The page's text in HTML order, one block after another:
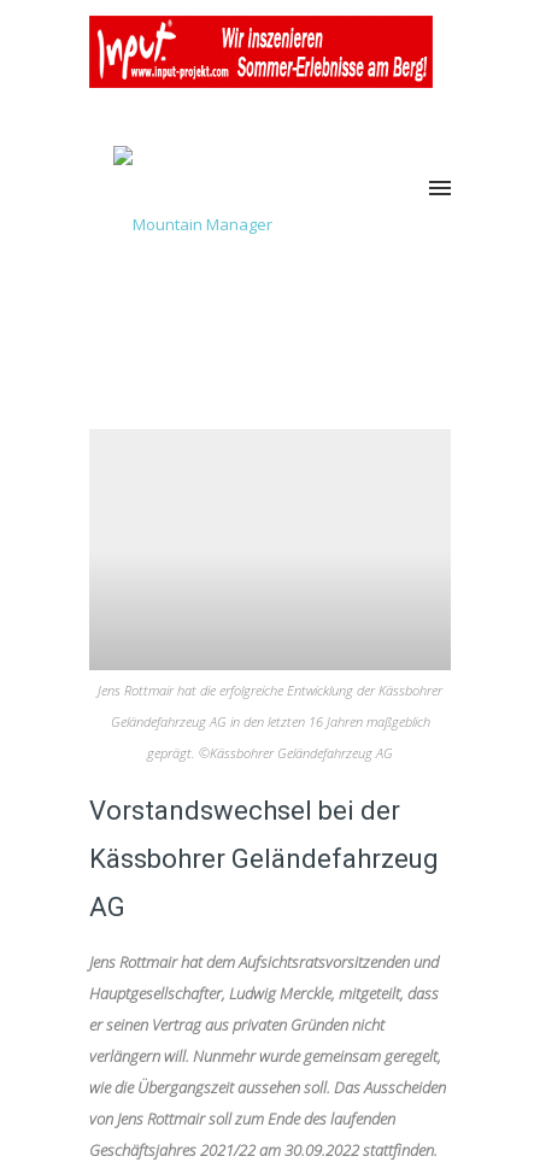
Jens Rottmair hat die erfolgreiche Entwicklung der Kässbohrer
Geländefahrzeug AG in den letzten 16 Jahren maßgeblich
geprägt. ©Kässbohrer Geländefahrzeug AG
Vorstandswechsel bei der
Kässbohrer Geländefahrzeug
AG
Jens Rottmair hat dem Aufsichtsratsvorsitzenden und
Hauptgesellschafter, Ludwig Merckle, mitgeteilt, dass
er seinen Vertrag aus privaten Gründen nicht
verlängern will. Nunmehr wurde gemeinsam geregelt,
wie die Übergangszeit aussehen soll. Das Ausscheiden
von Jens Rottmair soll zum Ende des laufenden
Geschäftsjahres 2021/22 am 30.09.2022 stattfinden.